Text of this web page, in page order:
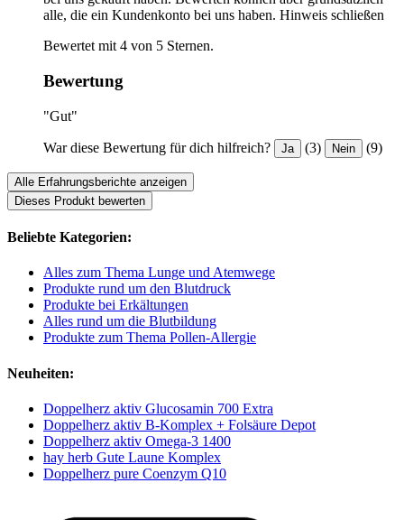
alle, die ein Kundenkonto bei uns haben. Hinweis schließen
Bewertet mit 4 von 5 Sternen.
Bewertung
"Gut"
War diese Bewertung für dich hilfreich? Ja (3) Nein (9)
Alle Erfahrungsberichte anzeigen
Dieses Produkt bewerten
Beliebte Kategorien:
Alles zum Thema Lunge und Atemwege
Produkte rund um den Blutdruck
Produkte bei Erkältungen
Alles rund um die Blutbildung
Produkte zum Thema Pollen-Allergie
Neuheiten:
Doppelherz aktiv Glucosamin 700 Extra
Doppelherz aktiv B-Komplex + Folsäure Depot
Doppelherz aktiv Omega-3 1400
hay herb Gute Laune Komplex
Doppelherz pure Coenzym Q10